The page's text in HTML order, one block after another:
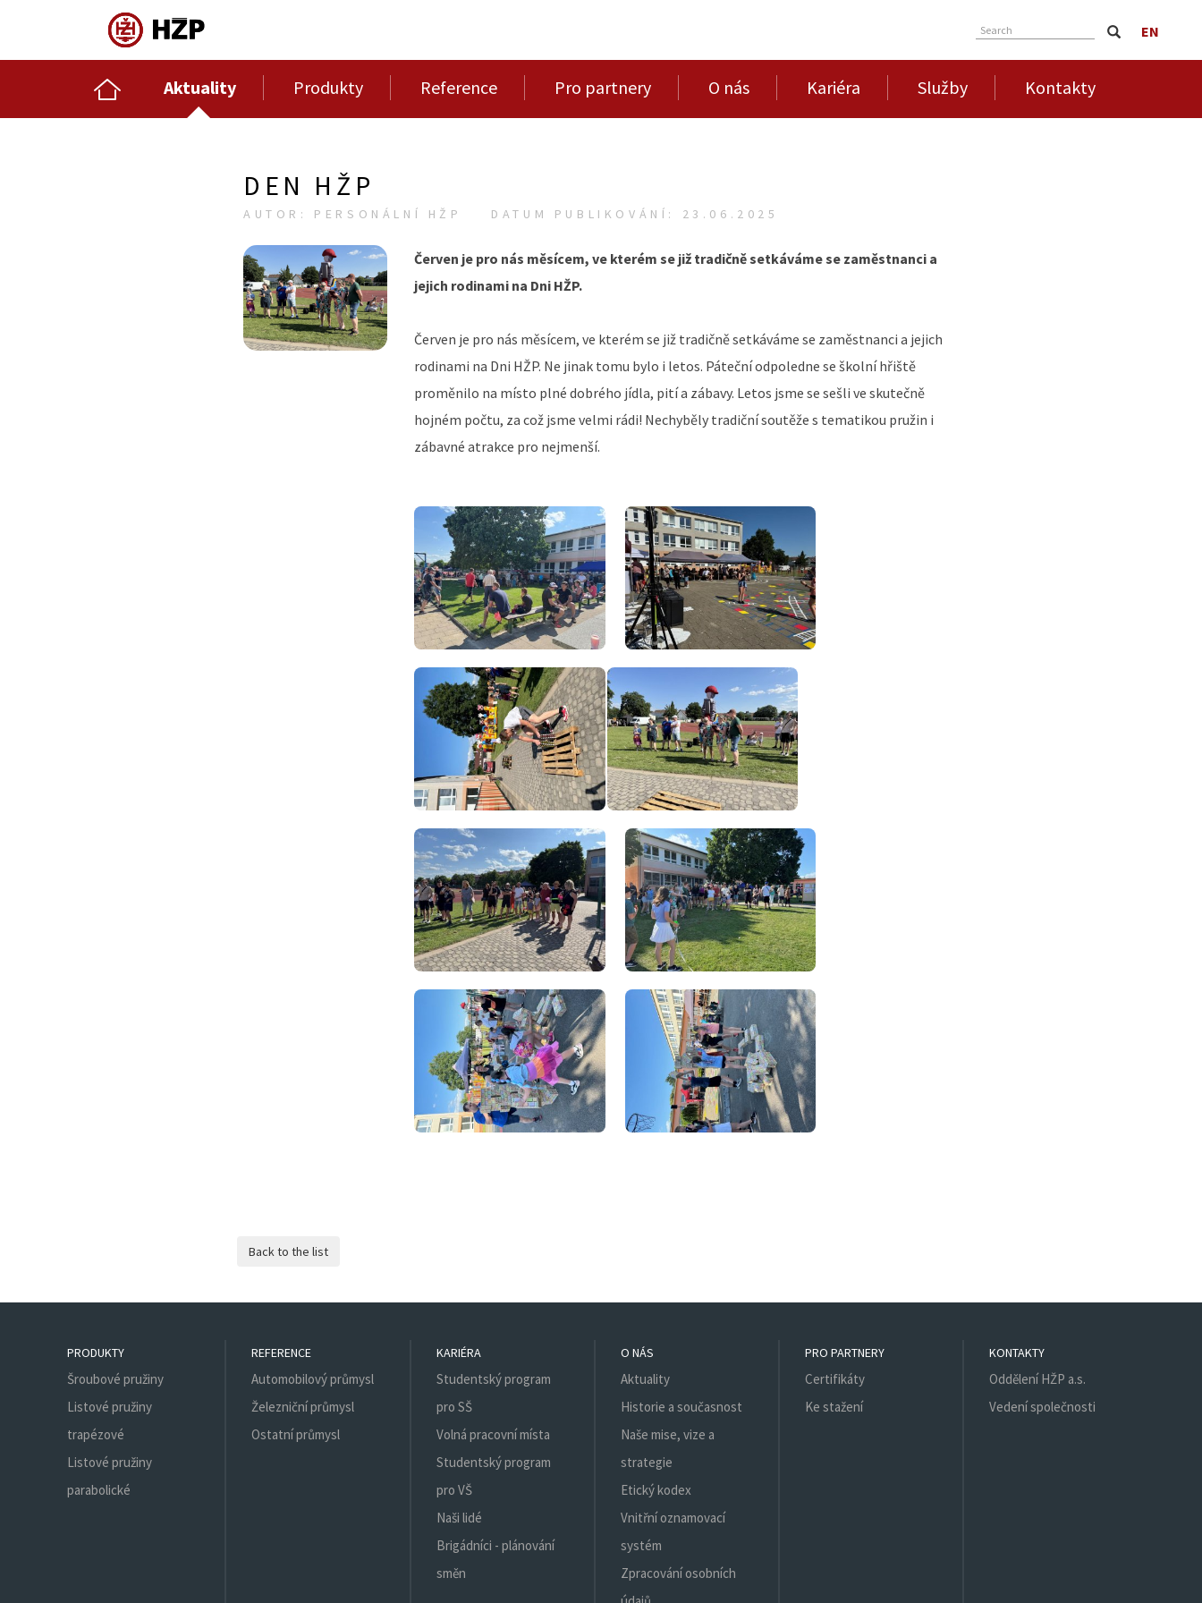
SearchEN
Aktuality Produkty Reference Pro partnery O nás Kariéra Služby Kontakty
DEN HŽP
AUTOR: PERSONÁLNÍ HŽP DATUM PUBLIKOVÁNÍ: 23.06.2025
Červen je pro nás měsícem, ve kterém se již tradičně setkáváme se zaměstnanci a
jejich rodinami na Dni HŽP.
Červen je pro nás měsícem, ve kterém se již tradičně setkáváme se zaměstnanci a jejich
rodinami na Dni HŽP. Ne jinak tomu bylo i letos. Páteční odpoledne se školní hřiště
proměnilo na místo plné dobrého jídla, pití a zábavy. Letos jsme se sešli ve skutečně
hojném počtu, za což jsme velmi rádi! Nechyběly tradiční soutěže s tematikou pružin i
zábavné atrakce pro nejmenší.
PRODUKTY
Šroubové pružiny
Listové pružiny
trapézové
Listové pružiny
parabolické
REFERENCE
Automobilový průmysl
Železniční průmysl
Ostatní průmysl
KARIÉRA
Studentský program
pro SŠ
Volná pracovní místa
Studentský program
pro VŠ
Naši lidé
Brigádníci - plánování
směn
O NÁS
Aktuality
Historie a současnost
Naše mise, vize a
strategie
Etický kodex
Vnitřní oznamovací
systém
Zpracování osobních
PRO PARTNERY
Certifikáty
Ke stažení
KONTAKTY
Oddělení HŽP a.s.
Vedení společnosti